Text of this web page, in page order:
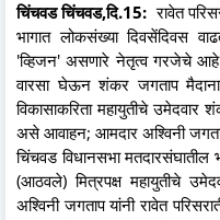
चिंचवड चिंचवड,दि.15: रावेत
भागात लोकसंख्या दिवसेंदिवस
'व्हिजन' असणारे नेतृत्व गरजेचे आहे.
वारसा घेऊन शंकर जगताप
विकासाकरिता महायुतीचे
असे आवाहन; आमदार अश्विनी
चिंचवड विधानसभा मतदारसंघातील
(आठवले) मित्रपक्ष महायुतीचे
अश्विनी जगताप यांनी रावेत